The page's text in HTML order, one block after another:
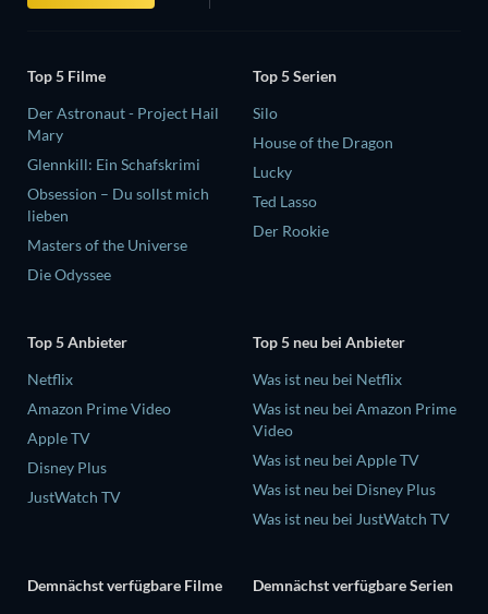
Top 5 Filme
Der Astronaut - Project Hail
Mary
Glennkill: Ein Schafskrimi
Obsession – Du sollst mich
lieben
Masters of the Universe
Die Odyssee
Top 5 Serien
Silo
House of the Dragon
Lucky
Ted Lasso
Der Rookie
Top 5 Anbieter
Netflix
Amazon Prime Video
Apple TV
Disney Plus
JustWatch TV
Top 5 neu bei Anbieter
Was ist neu bei Netflix
Was ist neu bei Amazon Prime
Video
Was ist neu bei Apple TV
Was ist neu bei Disney Plus
Was ist neu bei JustWatch TV
Demnächst verfügbare Filme
Demnächst verfügbare Serien